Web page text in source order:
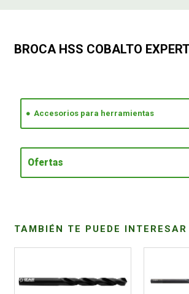
BROCA HSS COBALTO
Accesorios para herramientas
Ofertas
TAMBIÉN TE PUEDE INTERESAR
FORMAS DE PAGO
CONDICIONES